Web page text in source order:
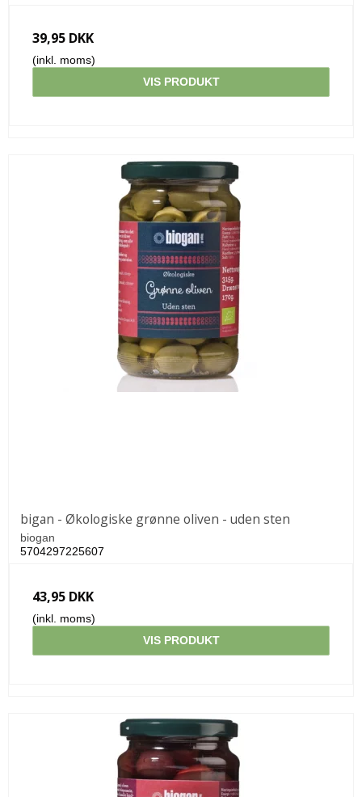
39,95 DKK
(inkl. moms)
VIS PRODUKT
bigan - Økologiske grønne oliven - uden sten
biogan
5704297225607
43,95 DKK
(inkl. moms)
VIS PRODUKT